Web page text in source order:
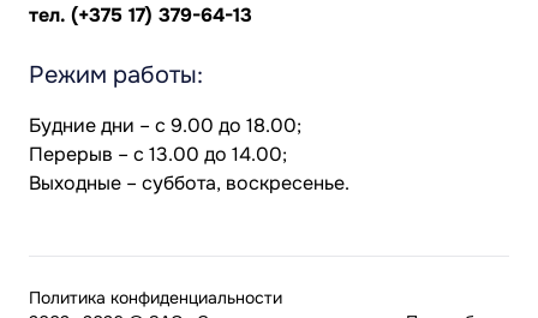
тел. (+375 17) 379-64-13
Режим работы:
Будние дни – с 9.00 до 18.00;
Перерыв – с 13.00 до 14.00;
Выходные – суббота, воскресенье.
Политика конфиденциальности